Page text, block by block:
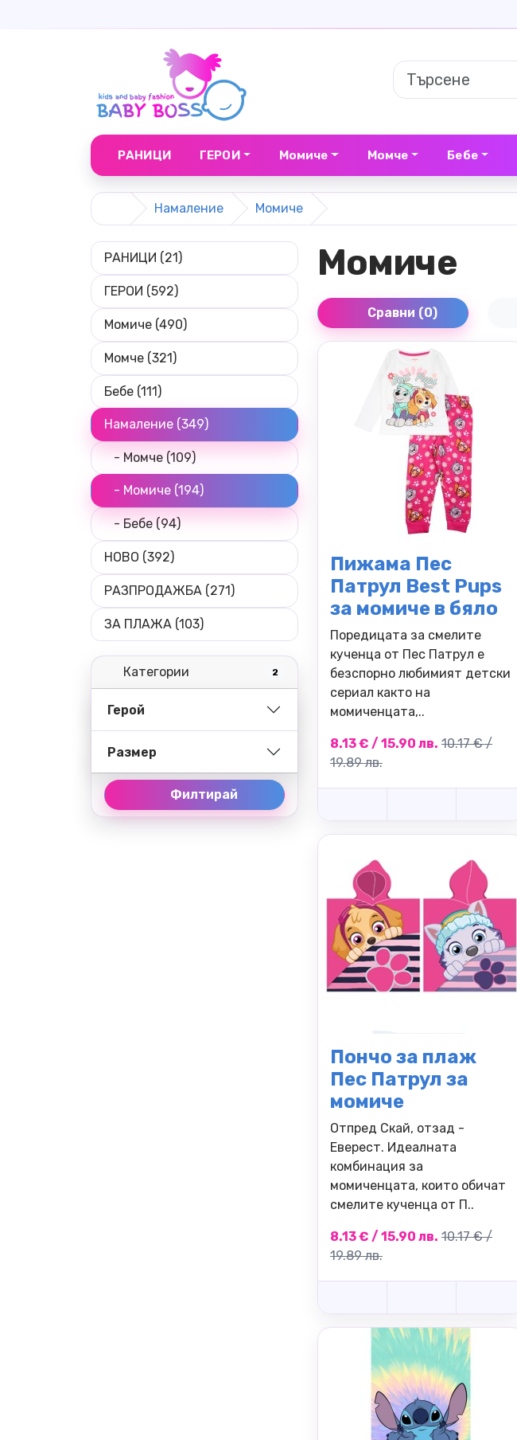
РАНИЦИ ГЕРОИ Момиче Момче Бебе
Намаление Момиче
РАНИЦИ (21)
ГЕРОИ (592)
Момиче (490)
Момче (321)
Бебе (111)
Намаление (349)
- Момче (109)
- Момиче (194)
- Бебе (94)
НОВО (392)
РАЗПРОДАЖБА (271)
ЗА ПЛАЖА (103)
Категории 2
Герой
Размер
Филтирай
Момиче
Сравни (0)
Пижама Пес
Патрул Best Pups
за момиче в бяло
Поредицата за смелите
кученца от Пес Патрул е
безспорно любимият детски
сериал както на
момиченцата,..
8.13 € / 15.90 лв. 10.17 € /
19.89 лв.
Пончо за плаж
Пес Патрул за
момиче
Отпред Скай, отзад -
Еверест. Идеалната
комбинация за
момиченцата, които обичат
смелите кученца от П..
8.13 € / 15.90 лв. 10.17 € /
19.89 лв.